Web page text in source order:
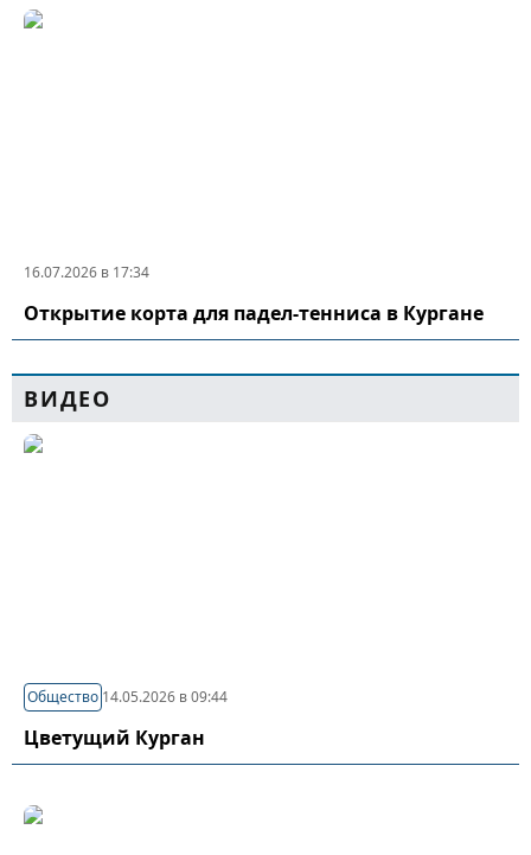
16.07.2026 в 17:34
Открытие корта для падел-тенниса в Кургане
ВИДЕО
Общество 14.05.2026 в 09:44
Цветущий Курган